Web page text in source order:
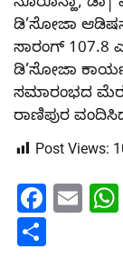
ನೊರೊನ್ಹಾ,
ಡಿ’ಸೋಜಾ ಆಡಿಷನ್
ಸಾರಂಗ್ 107.8
ಡಿ’ಸೋಜಾ
ಸಮಾರಂಭದ
ರಾಣಿಪುರ
Post Views: